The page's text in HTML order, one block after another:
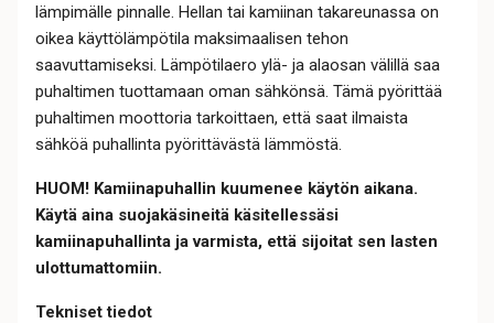
lämpimälle pinnalle. Hellan tai kamiinan takareunassa on
oikea käyttölämpötila maksimaalisen tehon
saavuttamiseksi. Lämpötilaero ylä- ja alaosan välillä saa
puhaltimen tuottamaan oman sähkönsä. Tämä pyörittää
puhaltimen moottoria tarkoittaen, että saat ilmaista
sähköä puhallinta pyörittävästä lämmöstä.
HUOM! Kamiinapuhallin kuumenee käytön aikana.
Käytä aina suojakäsineitä käsitellessäsi
kamiinapuhallinta ja varmista, että sijoitat sen lasten
ulottumattomiin.
Tekniset tiedot